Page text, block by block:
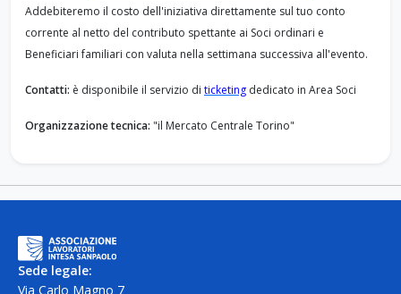
Addebiteremo il costo dell'iniziativa direttamente sul tuo conto
corrente al netto del contributo spettante ai Soci ordinari e
Beneficiari familiari con valuta nella settimana successiva all'evento.
Contatti: è disponibile il servizio di ticketing dedicato in Area Soci
Organizzazione tecnica: "il Mercato Centrale Torino"
Sede legale:
Via Carlo Magno 7